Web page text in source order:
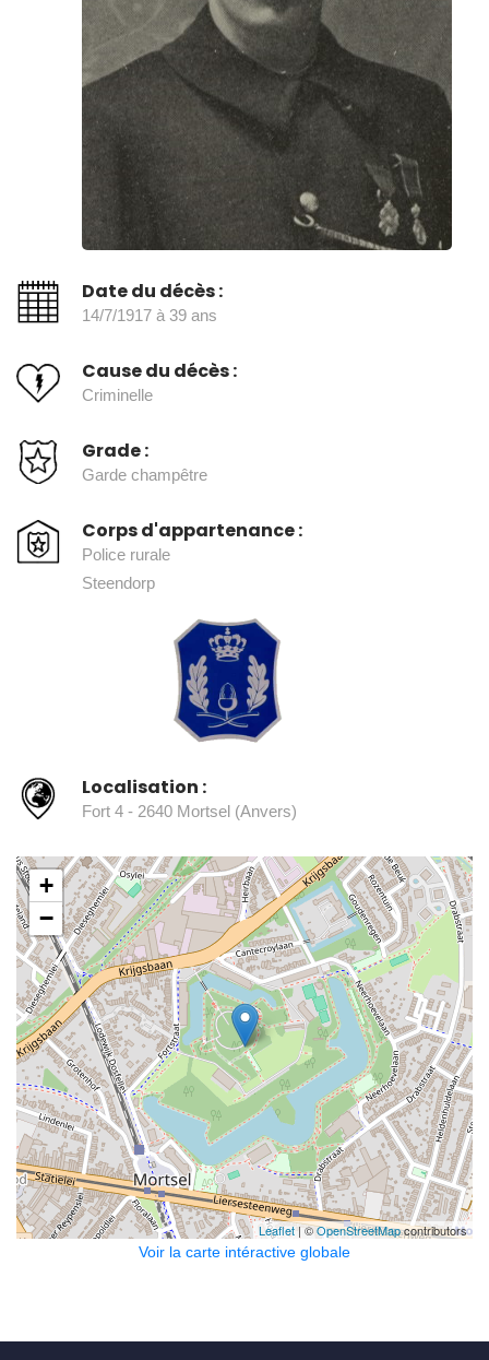
Date du décès :
14/7/1917 à 39 ans
Cause du décès :
Criminelle
Grade :
Garde champêtre
Corps d'appartenance :
Police rurale
Steendorp
Localisation :
Fort 4 - 2640 Mortsel (Anvers)
+
−
Leaflet | ©OpenStreetMapcontributors
Voir la carte intéractive globale